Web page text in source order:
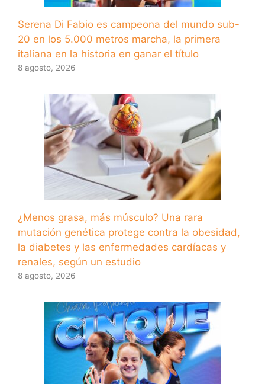
Serena Di Fabio es campeona del mundo sub-
20 en los 5.000 metros marcha, la primera
italiana en la historia en ganar el título
8 agosto, 2026
¿Menos grasa, más músculo? Una rara
mutación genética protege contra la obesidad,
la diabetes y las enfermedades cardíacas y
renales, según un estudio
8 agosto, 2026